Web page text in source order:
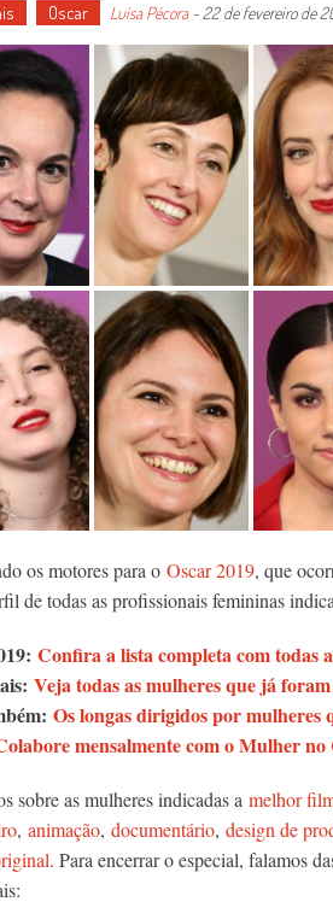
Oscar Luísa Pécora- 22 de fevereiro de
os motores para o Oscar 2019, que
de todas as profissionais femininas
Confira a lista completa com todas
Veja todas as mulheres que já
Os longas dirigidos por
mensalmente com o Mulher no
sobre as mulheres indicadas a melhor
, animação, documentário, design de
. Para encerrar o especial, falamos